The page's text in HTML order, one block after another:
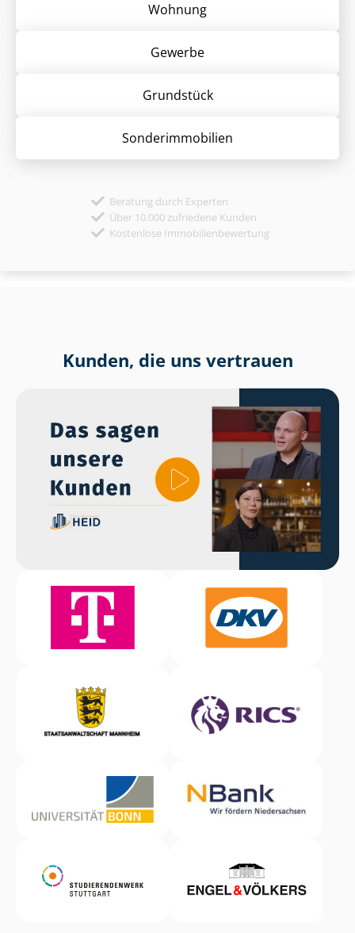
Wohnung
Gewerbe
Grund­stück
Sonder­immobilien
Beratung durch Experten
Über 10.000 zufriedene Kunden
Kostenlose Immobilienbewertung
Kunden, die uns vertrauen